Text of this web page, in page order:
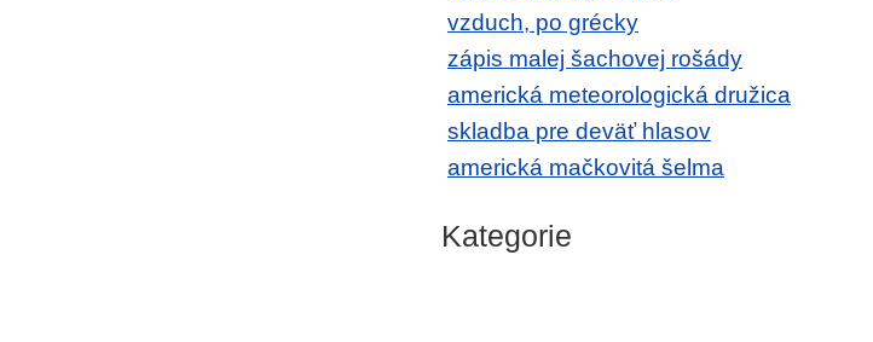
vzduch, po grécky
zápis malej šachovej rošády
americká meteorologická družica
skladba pre deväť hlasov
americká mačkovitá šelma
Kategorie